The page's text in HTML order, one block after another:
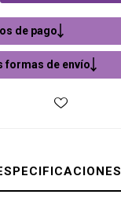
de pago
formas de envío